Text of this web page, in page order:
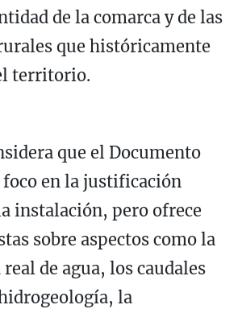
de la comarca y de las
que históricamente
territorio.
que el Documento
en la justificación
instalación, pero ofrece
sobre aspectos como la
de agua, los caudales
la